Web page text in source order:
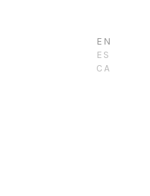
EN
ES
CA